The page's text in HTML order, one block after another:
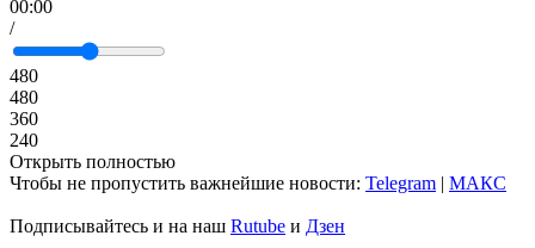
00:00
/
480
480
360
240
Открыть полностью
Чтобы не пропустить важнейшие новости: Telegram | MAКС
Подписывайтесь и на наш Rutube и Дзен